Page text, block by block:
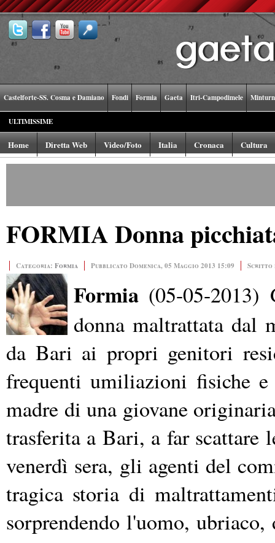
Castelforte-SS. Cosma e Damiano Fondi Formia Gaeta Itri-Campodimele
ULTIMISSIME
Home Diretta Web Video/Foto Italia Cronaca Cultura
FORMIA Donna
Categoria: Formia Pubblicato Domenica, 05 Maggio 2013 15:09 Scritto
Formia (05-05-
donna maltrattata dal
da Bari ai propri genitori
frequenti umiliazioni fisiche
madre di una giovane
trasferita a Bari, a far
venerdì sera, gli agenti del
tragica storia di
sorprendendo l'uomo,